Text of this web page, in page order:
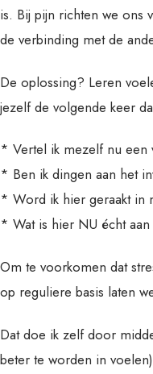
is. Bij pijn richten we ons
de verbinding met de
De oplossing? Leren
jezelf de volgende keer
* Vertel ik mezelf nu een
* Ben ik dingen aan het
* Word ik hier geraakt in
* Wat is hier NU écht
Om te voorkomen dat
op reguliere basis laten
Dat doe ik zelf door
beter te worden in